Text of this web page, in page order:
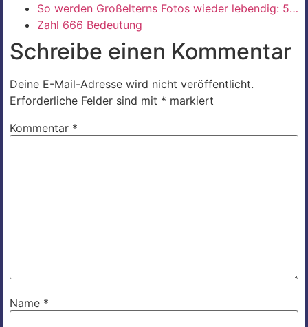
So werden Großelterns Fotos wieder lebendig: 5…
Zahl 666 Bedeutung
Schreibe einen Kommentar
Deine E-Mail-Adresse wird nicht veröffentlicht.
Erforderliche Felder sind mit * markiert
Kommentar *
Name *